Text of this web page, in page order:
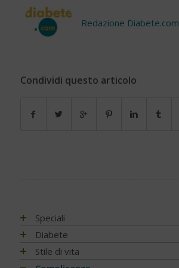
Redazione Diabete.com
Condividi questo articolo
Speciali
Antiossidanti e radicali liberi
Assistenza e diabete
Diabete
Impatto socio-sanitario
Mondo, Europa
Conoscere il diabete
Stile di vita